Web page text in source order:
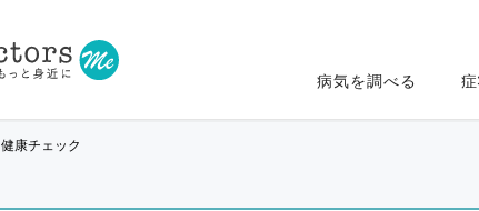
病気を調べる
健康チェック